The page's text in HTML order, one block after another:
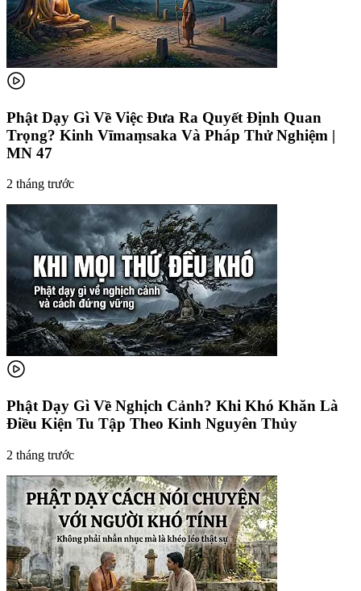
Phật Dạy Gì Về Việc Đưa Ra Quyết Định Quan
Trọng? Kinh Vīmaṃsaka Và Pháp Thử Nghiệm |
MN 47
2 tháng trước
Phật Dạy Gì Về Nghịch Cảnh? Khi Khó Khăn Là
Điều Kiện Tu Tập Theo Kinh Nguyên Thủy
2 tháng trước